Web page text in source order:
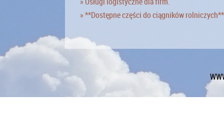
» **Dostępne części do ciągników rolniczych**